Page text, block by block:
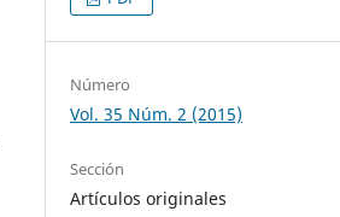
Número
Vol. 35 Núm. 2 (2015)
Sección
Artículos originales